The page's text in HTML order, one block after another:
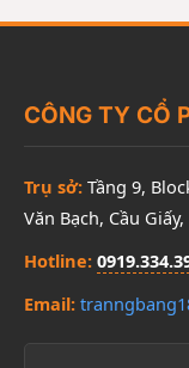
CÔNG TY CỔ
Trụ sở: Tầng 9,
Văn Bạch, Cầu
Hotline:
Email: